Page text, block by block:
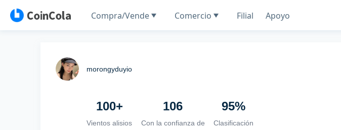
Compra/Vende Comercio Filial Apoyo
morongyduyio
100+
Vientos alisios
106
Con la confianza de
95%
Clasificación